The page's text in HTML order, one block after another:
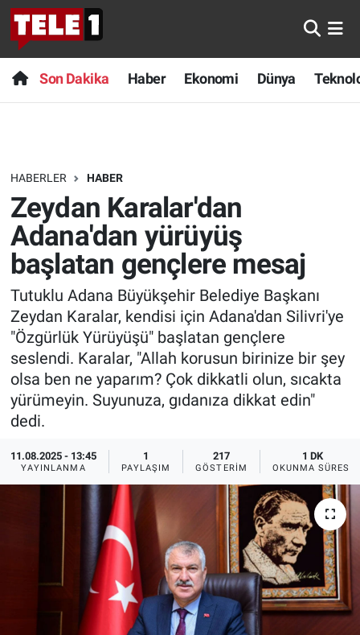
Son Dakika Haber Ekonomi Dünya
HABERLER HABER
Zeydan Karalar'dan
Adana'dan yürüyüş
başlatan gençlere mesaj
Tutuklu Adana Büyükşehir Belediye Başkanı
Zeydan Karalar, kendisi için Adana'dan Silivri'ye
"Özgürlük Yürüyüşü" başlatan gençlere
seslendi. Karalar, "Allah korusun birinize bir şey
olsa ben ne yaparım? Çok dikkatli olun, sıcakta
yürümeyin. Suyunuza, gıdanıza dikkat edin"
dedi.
11.08.2025 - 13:45
YAYINLANMA
1
PAYLAŞIM
217
GÖSTERIM
1 DK
OKUNMA SÜRESI
Anında Manşet
Başka Sohbetler
Bilim turu
Bilim ve Teknoloji Evreni
Doğa Konuşuyor
Dünya
Ege Saati
Ege'den Esintiler
Eğitim
Eğlence
Ekonomi
Forum
Gerçeğin İzinde
Son Dakika
Haber
Dünya
Teknoloji
Sağlık
Spor
Yayın Akışı
İletişim
Nöbetçi Eczaneler
Hava Durumu
Trafik Durumu
Süper Lig Puan Durumu ve Fikstür
Tüm Manşetler
Son Dakika Haberleri
Haber Arşivi